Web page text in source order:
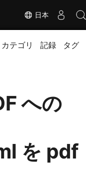
日本
カテゴリ 記録 タグ
への
を pdf